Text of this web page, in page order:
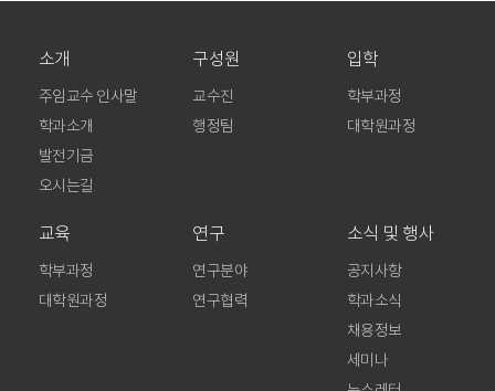
소개
주임교수 인사말
학과소개
발전기금
오시는길
구성원
교수진
행정팀
입학
학부과정
대학원과정
교육
학부과정
대학원과정
연구
연구분야
연구협력
소식 및 행사
공지사항
학과소식
채용정보
세미나